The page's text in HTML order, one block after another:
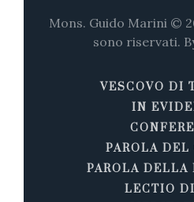
Mons. Guido Marini ©
sono riservati.
VESCOVO DI
IN
PAROLA DEL
PAROLA DELLA
LECTIO